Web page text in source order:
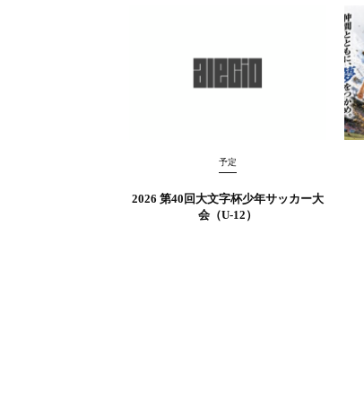
予定
2026 第40回大文字杯少年サッカー大
会（U-12）